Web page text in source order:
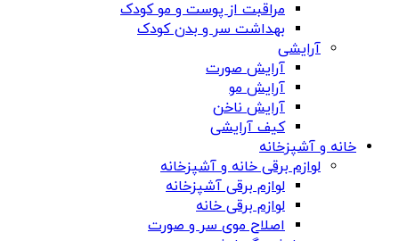
مراقبت از پوست و مو کودک
بهداشت سر و بدن کودک
آرایشی
آرایش صورت
آرایش مو
آرایش ناخن
کیف آرایشی
خانه و آشپزخانه
لوازم برقی خانه و آشپزخانه
لوازم برقی آشپزخانه
لوازم برقی خانه
اصلاح موی سر و صورت